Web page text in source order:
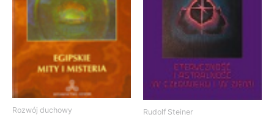
Rozwój duchowy Rudolf Steiner